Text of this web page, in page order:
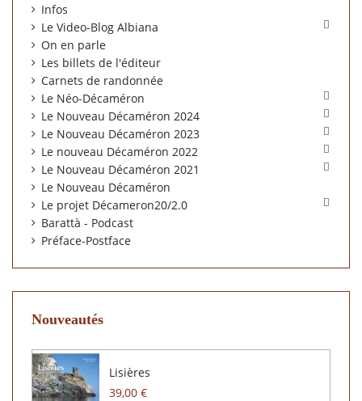
Infos
Le Video-Blog Albiana

On en parle
Les billets de l'éditeur
Carnets de randonnée
Le Néo-Décaméron

Le Nouveau Décaméron 2024 
Le Nouveau Décaméron 2023 
Le nouveau Décaméron 2022 
Le Nouveau Décaméron 2021 
Le Nouveau Décaméron
Le projet Décameron20/2.0

Barattà - Podcast
Préface-Postface
Nouveautés
Lisières
39,00 €